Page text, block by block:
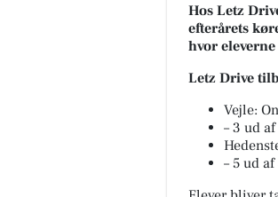
Hos Letz
efterårets
hvor
Letz Drive
Vejle:
– 3 ud
– 5 ud